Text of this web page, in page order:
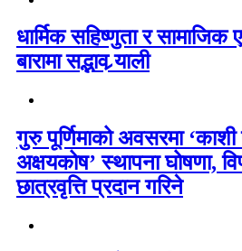
धार्मिक सहिष्णुता र
बारामा सद्भाव र्‍याली
गुरु पूर्णिमाको अवसरमा
अक्षयकोष’ स्थापना घोषणा,
छात्रवृत्ति प्रदान गरिने